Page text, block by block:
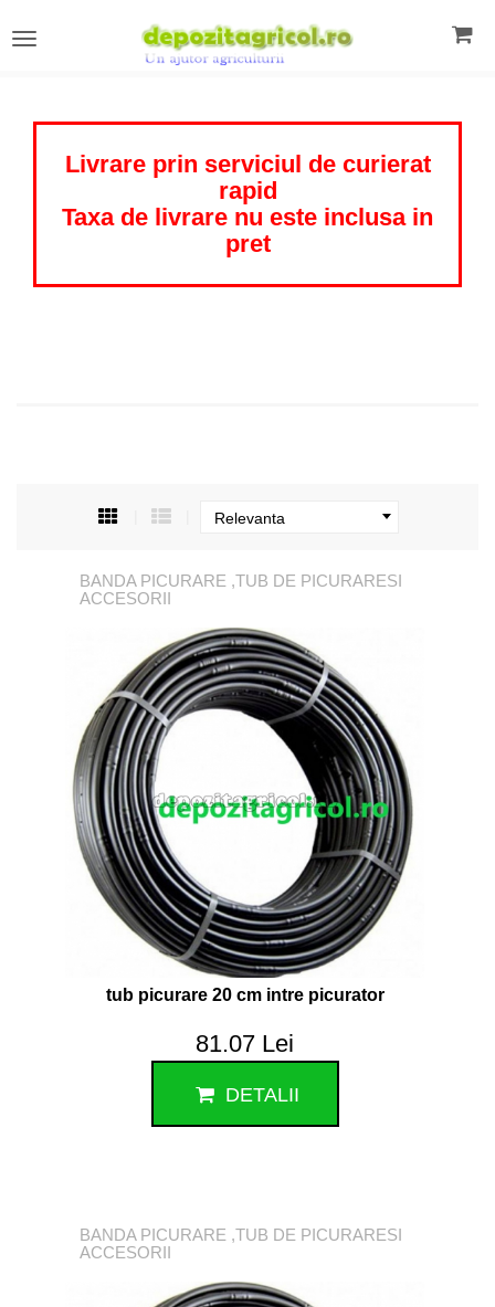
Toggle
Livrare prin serviciul de curierat
rapid
Taxa de livrare nu este inclusa in
pret
Relevanta
BANDA PICURARE ,TUB DE PICURARESI
ACCESORII
tub picurare 20 cm intre picurator
81.07 Lei
DETALII
BANDA PICURARE ,TUB DE PICURARESI
ACCESORII